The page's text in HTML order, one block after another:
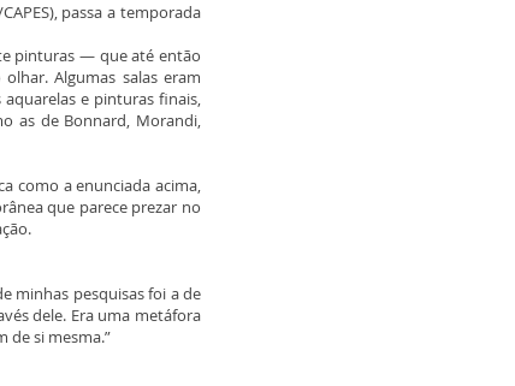
passa a temporada
pinturas — que até então
Algumas salas eram
aquarelas e pinturas finais,
as de Bonnard, Morandi,
como a enunciada acima,
que parece prezar no
minhas pesquisas foi a de
dele. Era uma metáfora
de si mesma.”